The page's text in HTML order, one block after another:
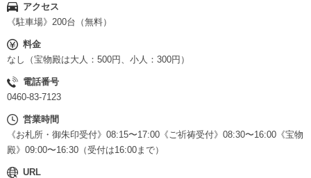
アクセス
《駐車場》200台（無料）
料金
なし（宝物殿は大人：500円、小人：300円）
電話番号
0460-83-7123
営業時間
《お札所・御朱印受付》08:15〜17:00《ご祈祷受付》08:30〜16:00《宝物
殿》09:00〜16:30（受付は16:00まで）
URL